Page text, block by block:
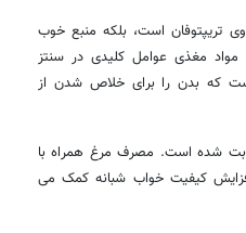
تریپتوفان است، بلکه منبع خوب
که همه این مواد مغذی عوامل کلیدی در سنتز
است که بدن را برای خلاص شدن از
شده است. مصرف مرغ همراه با
کیفیت خواب شبانه کمک می